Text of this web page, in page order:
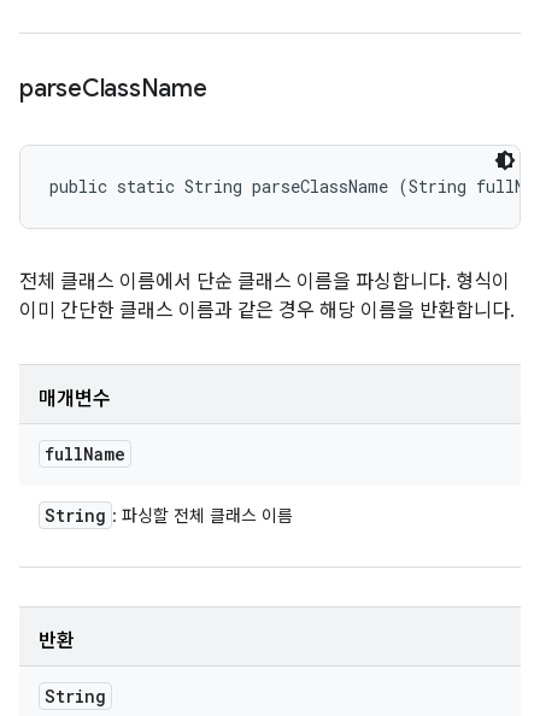
parseClassName
public static String parseClassName (String
전체 클래스 이름에서 단순 클래스 이름을 파싱합니다. 형식이
이미 간단한 클래스 이름과 같은 경우 해당 이름을 반환합니다.
매개변수
fullName
String : 파싱할 전체 클래스 이름
반환
String